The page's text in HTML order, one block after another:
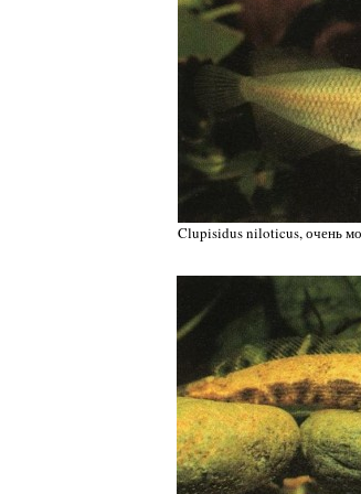
Clupisidus niloticus, очень